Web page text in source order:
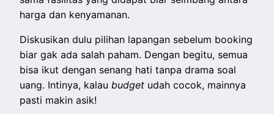
harga dan kenyamanan.
Diskusikan dulu pilihan lapangan sebelum booking
biar gak ada salah paham. Dengan begitu, semua
bisa ikut dengan senang hati tanpa drama soal
uang. Intinya, kalau budget udah cocok, mainnya
pasti makin asik!